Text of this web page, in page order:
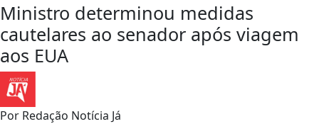
Ministro determinou medidas
cautelares ao senador após viagem
aos EUA
Por Redação Notícia Já